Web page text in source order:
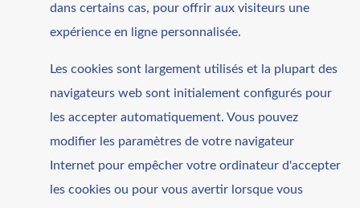
dans certains cas, pour offrir aux visiteurs une
expérience en ligne personnalisée.
Les cookies sont largement utilisés et la plupart des
navigateurs web sont initialement configurés pour
les accepter automatiquement. Vous pouvez
modifier les paramètres de votre navigateur
Internet pour empêcher votre ordinateur d'accepter
les cookies ou pour vous avertir lorsque vous